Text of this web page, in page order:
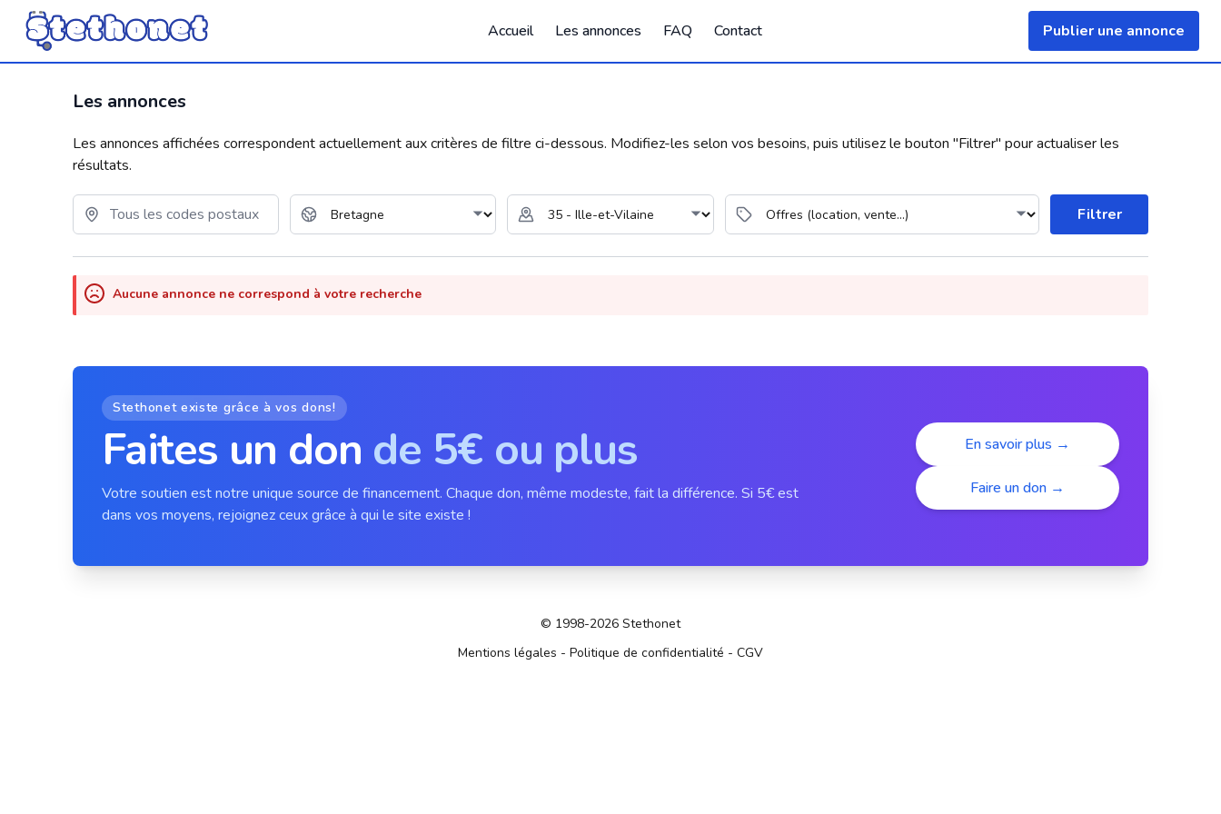
Publier une annonce
Accueil Les annonces FAQ Contact
Les annonces
Les annonces affichées correspondent actuellement aux critères de filtre ci-dessous. Modifiez-les selon vos besoins, puis utilisez le bouton "Filtrer" pour actualiser les
résultats.
Filtrer
Aucune annonce ne correspond à votre recherche
Stethonet existe grâce à vos dons!
Faites un don de 5€ ou plus
Votre soutien est notre unique source de financement. Chaque don, même modeste, fait la différence. Si 5€ est
dans vos moyens, rejoignez ceux grâce à qui le site existe !
En savoir plus →
Faire un don →
© 1998-2026 Stethonet
Mentions légales - Politique de confidentialité - CGV